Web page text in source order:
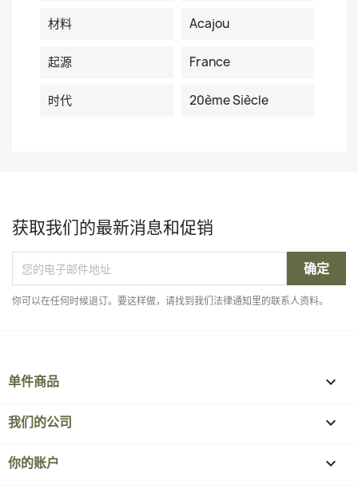
材料 Acajou
起源 France
时代 20ème Siècle
获取我们的最新消息和促销
你可以在任何时候退订。要这样做，请找到我们法律通知里的联系人资料。
单件商品 
我们的公司 
你的账户 